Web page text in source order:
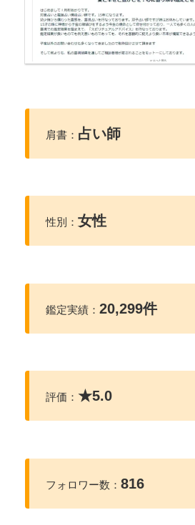
肩書： 占い師
性別： 女性
鑑定実績： 20,299件
評価： ★5.0
フォロワー数： 816